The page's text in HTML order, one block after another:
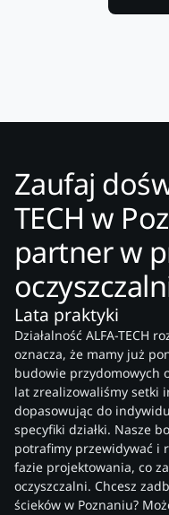
Zaufaj
TECH w
partner w
Lata praktyki
Działalność ALFA-TECH
oznacza, że mamy już
budowie przydomowych
lat zrealizowaliśmy setki
dopasowując do
specyfiki działki. Nasze
potrafimy przewidywać i
fazie projektowania, co
oczyszczalni. Chcesz
ścieków w Poznaniu?